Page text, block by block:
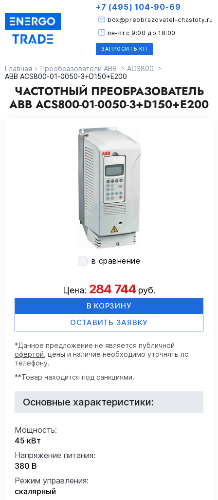
ЗАПРОСИТЬ КП
box@preobrazovatel-chastoty.ru
+7 (495) 104-90-69
пн-пт с 9:00 до 18:00
Главная Преобразователи ABB
ACS800
ABB ACS800-01-0050-3+D150+E200
ЧАСТОТНЫЙ ПРЕОБРАЗОВАТЕЛЬ
ABB ACS800-01-0050-3+D150+E200
в сравнение
Цена: 284 744 руб.
В КОРЗИНУ
ОСТАВИТЬ ЗАЯВКУ
*Данное предложение не является публичной
офертой , цены и наличие необходимо уточнять по
телефону.
**Товар находится под санкциями.
Основные характеристики:
Мощность:
45 кВт
Напряжение питания:
380 В
Режим управления:
скалярный